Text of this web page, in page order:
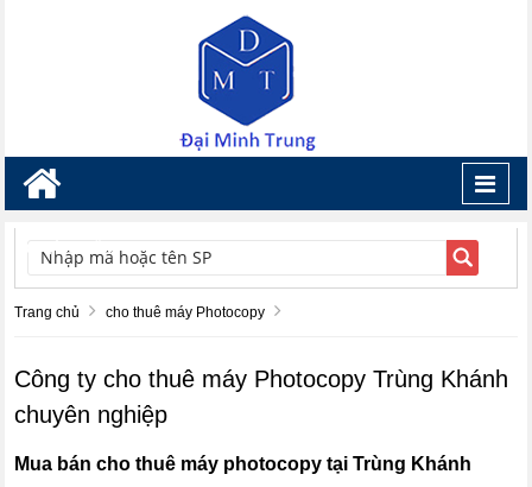
TÌM KIẾM
Trang chủ cho thuê máy Photocopy
Công ty cho thuê máy Photocopy Trùng Khánh
chuyên nghiệp
Mua bán cho thuê máy photocopy tại Trùng Khánh